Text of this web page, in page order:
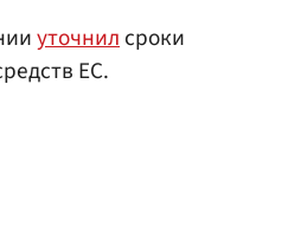
уточнилсроки
ЕС.